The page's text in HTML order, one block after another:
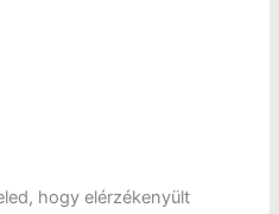
hogy elérzékenyült